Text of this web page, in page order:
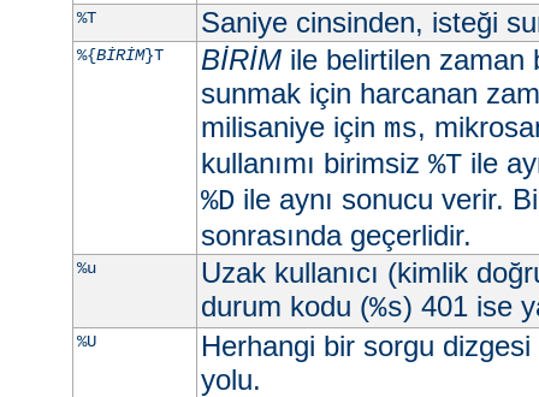
%T Saniye cinsinden, isteği
%{BİRİM}T BİRİMile belirtilen zaman
sunmak için harcanan
milisaniye için ms,
kullanımı birimsiz %Tile
%Dile aynı sonucu verir.
sonrasında geçerlidir.
%u
Uzak kullanıcı (kimlik
durum kodu (%s) 401 ise
%U
Herhangi bir sorgu
yolu.